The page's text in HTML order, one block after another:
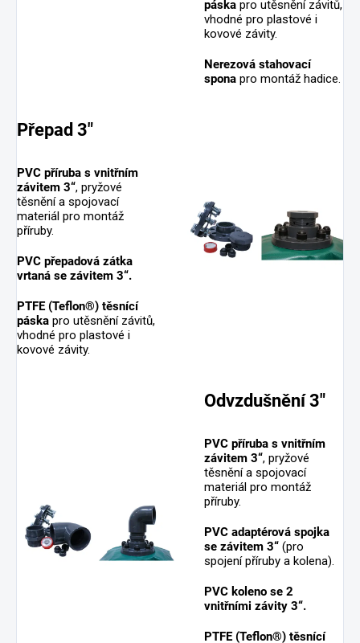
páska pro utěsnění závitů,
vhodné pro plastové i
kovové závity.
Nerezová stahovací
spona pro montáž hadice.
Přepad 3"
PVC příruba s vnitřním
závitem 3“, pryžové
těsnění a spojovací
materiál pro montáž
příruby.
PVC přepadová zátka
vrtaná se závitem 3“.
PTFE (Teflon®) těsnící
páska pro utěsnění závitů,
vhodné pro plastové i
kovové závity.
Odvzdušnění 3"
PVC příruba s vnitřním
závitem 3“, pryžové
těsnění a spojovací
materiál pro montáž
příruby.
PVC adaptérová spojka
se závitem 3“ (pro
spojení příruby a kolena).
PVC koleno se 2
vnitřními závity 3“.
PTFE (Teflon®) těsnící